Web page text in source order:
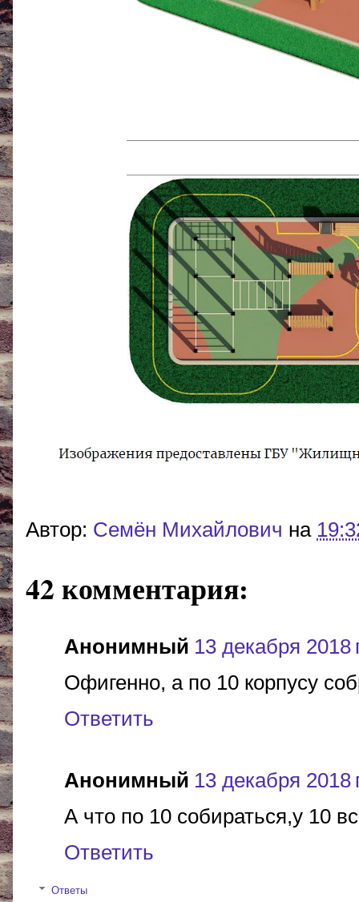
Автор: Cемён Михайлович на
42 комментария:
Анонимный 13 декабря 2018
Офигенно, а по 10 корпусу
Ответить
Анонимный 13 декабря 2018
А что по 10 собираться,у 10
Ответить
Ответы